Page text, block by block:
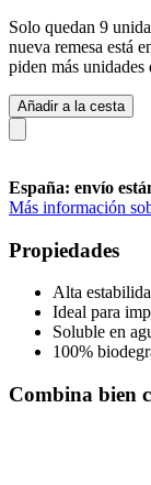
Solo quedan 9
nueva remesa está
piden más unidades
Añadir a la cesta
España: envío
Más información
Propiedades
Alta
Ideal para
Soluble en
100%
Combina bien